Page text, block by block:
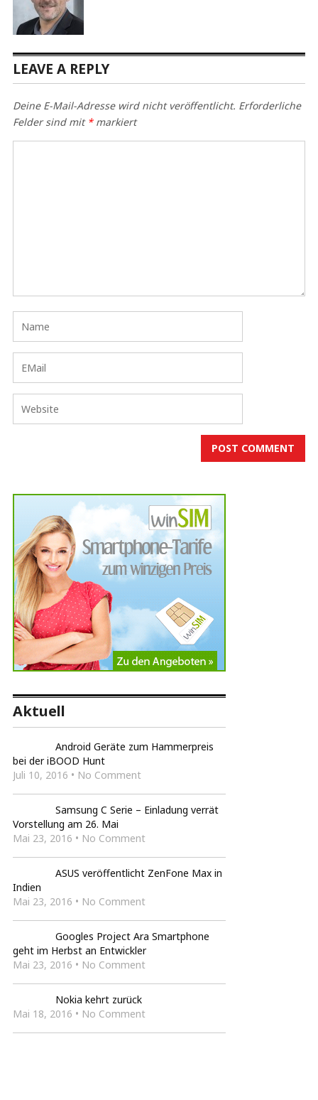
LEAVE A REPLY
Deine E-Mail-Adresse wird nicht veröffentlicht. Erforderliche
Felder sind mit *markiert
Aktuell
Android Geräte zum Hammerpreis
bei der iBOOD Hunt
Juli 10, 2016 • No Comment
Samsung C Serie – Einladung verrät
Vorstellung am 26. Mai
Mai 23, 2016 • No Comment
ASUS veröffentlicht ZenFone Max in
Indien
Mai 23, 2016 • No Comment
Googles Project Ara Smartphone
geht im Herbst an Entwickler
Mai 23, 2016 • No Comment
Nokia kehrt zurück
Mai 18, 2016 • No Comment